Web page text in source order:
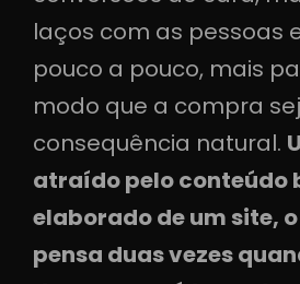
laços com as pessoas
pouco a pouco, mais
modo que a compra
consequência natural.
atraído pelo conteúdo
elaborado de um site,
pensa duas vezes